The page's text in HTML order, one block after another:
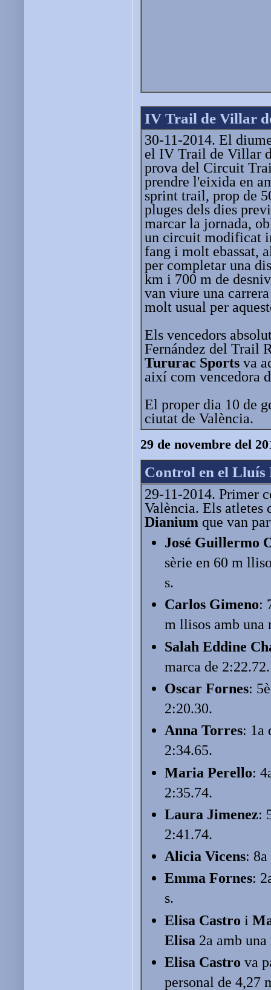
IV Trail de Villar
30-11-2014. El
el IV Trail de Villar
prova del Circuit
prendre l'eixida en
sprint trail, prop de
pluges dels dies
marcar la jornada,
un circuit modificat
fang i molt ebassat,
per completar una
km i 700 m de
van viure una
molt usual per
Els vencedors
Fernández del Trail
Tururac Sports va
així com vencedora
El proper dia 10 de
ciutat de València.
29 de novembre del
Control en el Lluís
29-11-2014. Primer
València. Els atletes
Dianium que van
José Guillermo
sèrie en 60 m
s.
Carlos Gimeno:
m llisos amb una
Salah Eddine
marca de 2:22.72.
Oscar Fornes:
2:20.30.
Anna Torres: 1a
2:34.65.
Maria Perello:
2:35.74.
Laura Jimenez:
2:41.74.
Alicia Vicens:
Emma Fornes:
s.
Elisa Castro i
Elisa 2a amb
Elisa Castro va
personal de 4,27